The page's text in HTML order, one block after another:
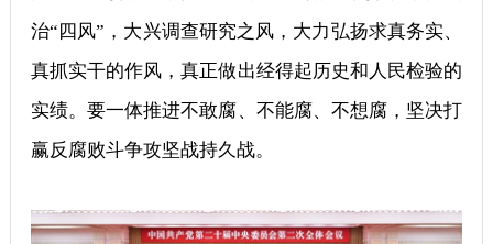
治“四风”，大兴调查研究之风，大力弘扬求真务实、
真抓实干的作风，真正做出经得起历史和人民检验的
实绩。要一体推进不敢腐、不能腐、不想腐，坚决打
赢反腐败斗争攻坚战持久战。